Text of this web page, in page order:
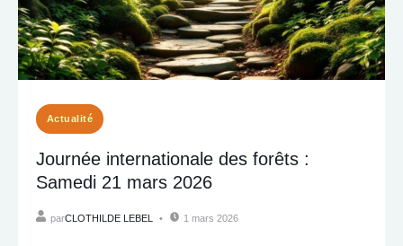
Actualité
Journée internationale des forêts :
Samedi 21 mars 2026
parCLOTHILDE LEBEL 1 mars 2026